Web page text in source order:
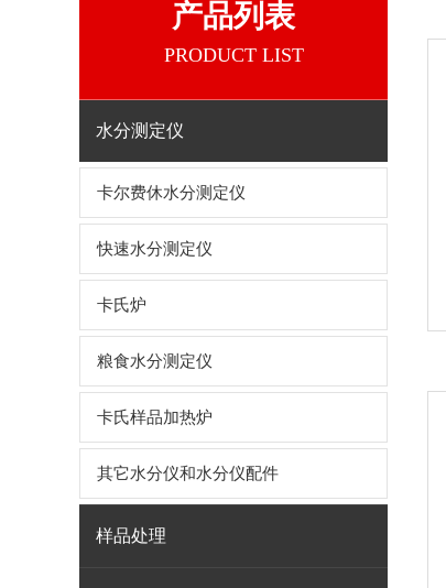
产品列表
PRODUCT LIST
水分测定仪
卡尔费休水分测定仪
快速水分测定仪
卡氏炉
粮食水分测定仪
卡氏样品加热炉
其它水分仪和水分仪配件
样品处理